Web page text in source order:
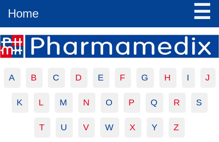
Home ☰
A B C D E F G H I J
K L M N O P Q R S
T U V W X Y Z